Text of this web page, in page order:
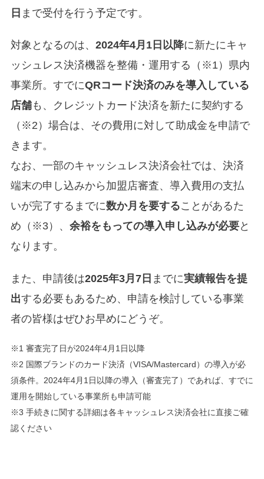
日 まで受付を行う予定です。
対象となるのは、 2024年4月1日以降に新たにキャ
ッシュレス決済機器を整備・運用する（※1）県内
事業所。すでにQRコード決済のみを導入している
店舗も、クレジットカード決済を新たに契約する
（※2）場合は、その費用に対して助成金を申請で
きます。
なお、一部のキャッシュレス決済会社では、決済
端末の申し込みから加盟店審査、導入費用の支払
いが完了するまでに数か月を要することがあるた
め（※3）、 余裕をもっての導入申し込みが必要と
なります。
また、申請後は2025年3月7日 までに実績報告を提
出する必要もあるため、申請を検討している事業
者の皆様はぜひお早めにどうぞ。
※1 審査完了日が2024年4月1日以降
※2 国際ブランドのカード決済（VISA/Mastercard）の導入が必
須条件。2024年4月1日以降の導入（審査完了）であれば、すでに
運用を開始している事業所も申請可能
※3 手続きに関する詳細は各キャッシュレス決済会社に直接ご確
認ください